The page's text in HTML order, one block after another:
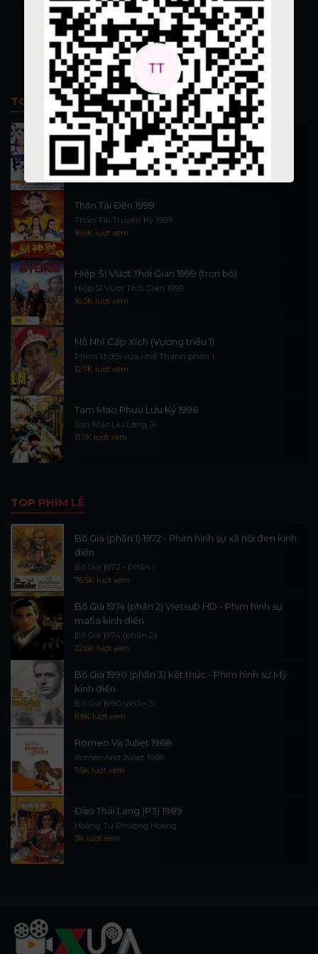
the Blue
TOP PHIM BỘ
Thi Công Kỳ Án 1997
施公奇案 1997
90.1K lượt xem
Thần Tài Đến 1999
Thần Tài Truyền Kỳ 1999
16.6K lượt xem
Hiệp Sĩ Vượt Thời Gian 1999 (trọn bộ)
Hiệp Sĩ Vượt Thời Gian 1999
16.3K lượt xem
Nỗ Nhĩ Cáp Xích (Vương triều 1)
Phim 13 đời vua nhà Thanh phần 1
12.7K lượt xem
Tam Mao Phưu Lưu Ký 1996
San Mao Liu Lang Ji
11.7K lượt xem
TOP PHIM LẺ
Bố Già (phần 1) 1972 - Phim hình sự xã hội đen kinh
điển
Bố Già 1972 - Phần 1
76.5K lượt xem
Bố Già 1974 (phần 2) Vietsub HD - Phim hình sự
mafia kinh điển
Bố Già 1974 (phần 2)
22.6K lượt xem
Bố Già 1990 (phần 3) kết thúc - Phim hình sự Mỹ
kinh điển
Bố Già 1990 (phần 3)
8.9K lượt xem
Romeo Và Juliet 1968
Romeo And Juliet 1968
7.6K lượt xem
Đào Thái Lang (P3) 1989
Hoàng Tử Phượng Hoàng
3K lượt xem